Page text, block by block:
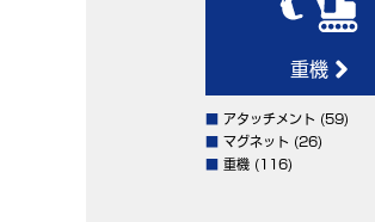
重機
アタッチメント (59)
マグネット (26)
重機 (116)